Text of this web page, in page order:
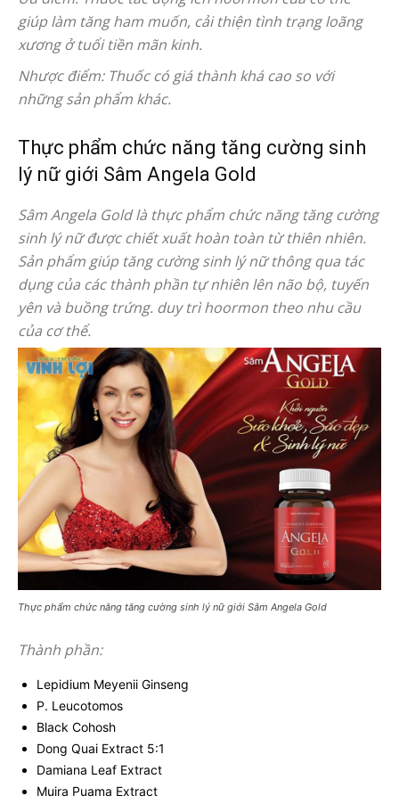
giúp làm tăng ham muốn, cải thiện tình trạng loãng
xương ở tuổi tiền mãn kinh.
Nhược điểm: Thuốc có giá thành khá cao so với
những sản phẩm khác.
Thực phẩm chức năng tăng cường sinh
lý nữ giới Sâm Angela Gold
Sâm Angela Gold là thực phẩm chức năng tăng cường
sinh lý nữ được chiết xuất hoàn toàn từ thiên nhiên.
Sản phẩm giúp tăng cường sinh lý nữ thông qua tác
dụng của các thành phần tự nhiên lên não bộ, tuyến
yên và buồng trứng. duy trì hoormon theo nhu cầu
của cơ thể.
Thực phẩm chức năng tăng cường sinh lý nữ giới Sâm Angela Gold
Thành phần:
Lepidium Meyenii Ginseng
P. Leucotomos
Black Cohosh
Dong Quai Extract 5:1
Damiana Leaf Extract
Muira Puama Extract